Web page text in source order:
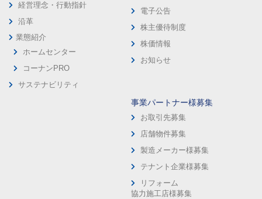
経営理念・行動指針
沿革
業態紹介
ホームセンター
コーナンPRO
サステナビリティ
電子公告
株主優待制度
株価情報
お知らせ
事業パートナー様募集
お取引先募集
店舗物件募集
製造メーカー様募集
テナント企業様募集
リフォーム
協力施工店様募集